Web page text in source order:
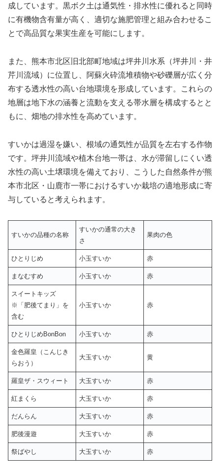
成しています。黒ボク土は通気性・排水性に優れると同時
に有機物含有量が高く、適切な施肥管理と組み合わせるこ
とで高品質な果実生産を可能にします。
また、熊本市北区旧北部町地域は坪井川水系（坪井川・井
芹川流域）に位置し、阿蘇火砕流堆積物や砂礫層が広く分
布する透水性の高い台地環境を形成しています。これらの
地層は地下水の涵養と流動を支える帯水層を構成するとと
もに、畑地の排水性を高めています。
すいかは過湿を嫌い、根域の通気性が品質を左右する作物
です。坪井川流域や植木台地一帯は、水が滞留しにくい透
水性の高い土壌環境を備えており、こうした自然条件が熊
本市北区・山鹿市一帯におけるすいか栽培の適地形成に寄
与していると考えられます。
すいかの品種の名称
すいかの通常の大き
さ
果肉の色
ひとりじめ 小玉すいか 赤
まなむすめ 小玉すいか 赤
スイートキッズ
※「肥後てまり」を
含む
小玉すいか 赤
ひとりじめBonBon 小玉すいか 赤
金色羅皇（こんじき
らおう）
大玉すいか 黄
羅皇ザ・スウィート 大玉すいか 赤
紅まくら 大玉すいか 赤
だんらん 大玉すいか 赤
肥後漫遊 大玉すいか 赤
祭ばやし 大玉すいか 赤